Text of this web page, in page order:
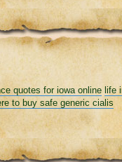
quotes for iowa online life
to buy safe generic cialis